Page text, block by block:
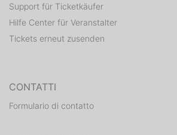
Support für Ticketkäufer
Hilfe Center für Veranstalter
Tickets erneut zusenden
CONTATTI
Formulario di contatto